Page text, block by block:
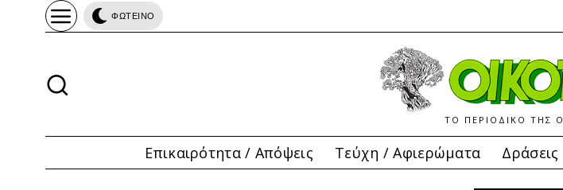
ΦΩΤΕΙΝΟ
ΤΟ ΠΕΡΙΟΔΙΚΟ ΤΗΣ
Επικαιρότητα / Απόψεις Τεύχη / Αφιερώματα Δράσεις